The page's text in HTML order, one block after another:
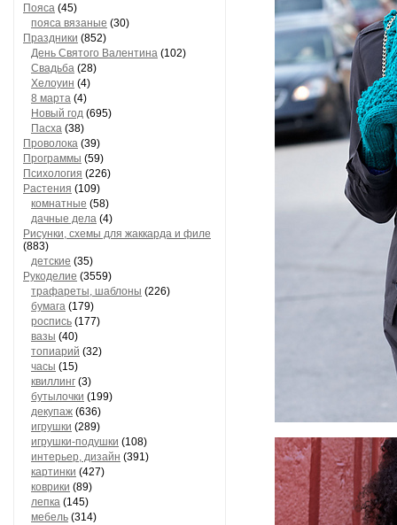
Пояса (45)
пояса вязаные (30)
Праздники (852)
День Святого Валентина (102)
Свадьба (28)
Хелоуин (4)
8 марта (4)
Новый год (695)
Пасха (38)
Проволока (39)
Программы (59)
Психология (226)
Растения (109)
комнатные (58)
дачные дела (4)
Рисунки, схемы для жаккарда и филе
(883)
детские (35)
Рукоделие (3559)
трафареты, шаблоны (226)
бумага (179)
роспись (177)
вазы (40)
топиарий (32)
часы (15)
квиллинг (3)
бутылочки (199)
декупаж (636)
игрушки (289)
игрушки-подушки (108)
интерьер, дизайн (391)
картинки (427)
коврики (89)
лепка (145)
мебель (314)